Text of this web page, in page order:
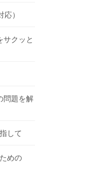
）
サクッと
問題を解
して
めの